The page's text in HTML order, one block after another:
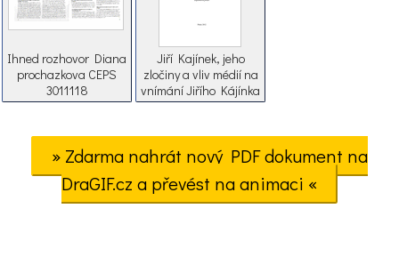
Ihned rozhovor Diana
prochazkova CEPS
3011118
Jiří Kajínek, jeho
zločiny a vliv médií na
vnímání Jiřího Kájínka
veřejností
» Zdarma nahrát nový PDF dokument na
DraGIF.cz a převést na animaci «